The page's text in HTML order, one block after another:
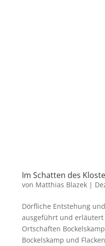
Im Schatten des
von Matthias Blazek|
Dörfliche Entstehung
ausgeführt und erläutert
Ortschaften
Bockelskamp und